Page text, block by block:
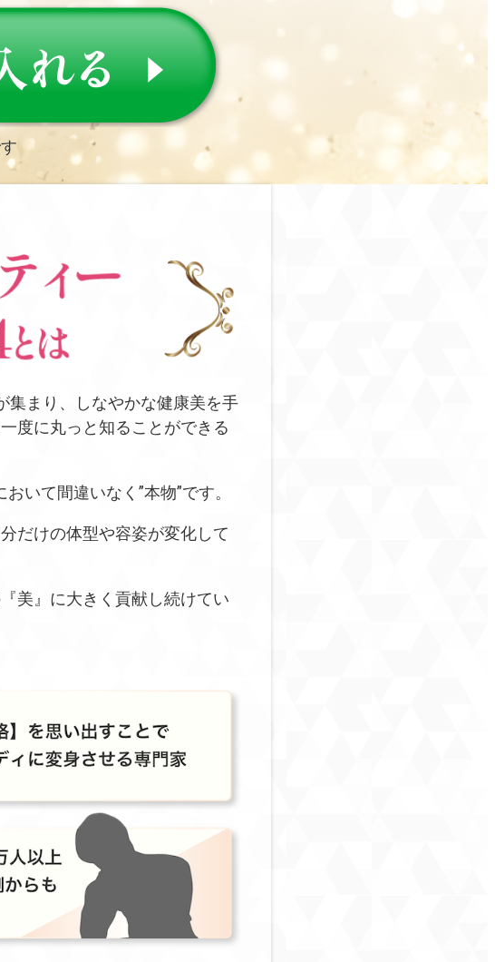
集まり、しなやかな健康美を手
度に丸っと知ることができる
いて間違いなく”本物”です。
だけの体型や容姿が変化して
美』に大きく貢献し続けてい